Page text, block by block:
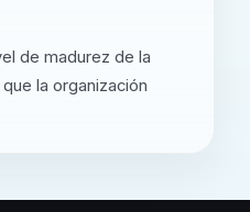
de madurez de la
la organización